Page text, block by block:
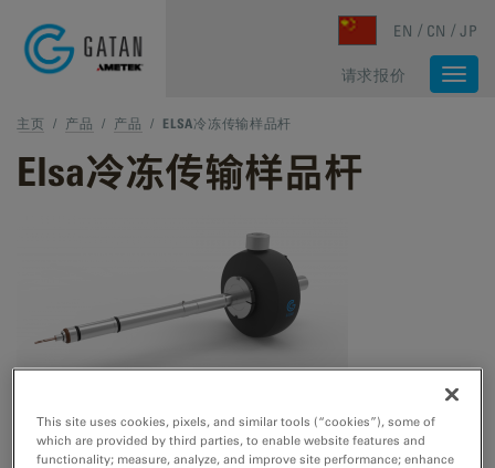
EN CN JP
请求报价
主页 / 产品 / 产品 / ELSA冷冻传输样品杆
Elsa冷冻传输样品杆
全新一代冷冻传输样品杆，升级您的高分辨冷冻电镜和三维
重构体验。
This site uses cookies, pixels, and similar tools (“cookies”), some of
which are provided by third parties, to enable website features and
functionality; measure, analyze, and improve site performance; enhance